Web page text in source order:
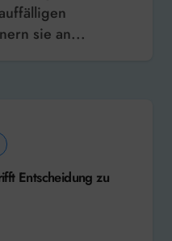
sie an...
Entscheidung zu